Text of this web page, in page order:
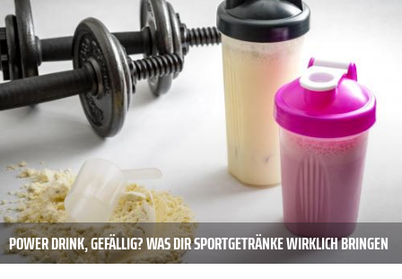
POWER DRINK, GEFÄLLIG? WAS DIR SPORTGETRÄNKE WIRKLICH BRINGEN